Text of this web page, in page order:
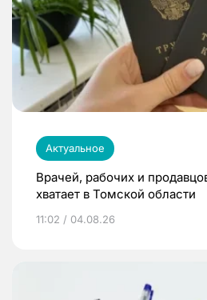
Актуальное
Врачей, рабочих и
хватает в Томской области
11:02 / 04.08.26